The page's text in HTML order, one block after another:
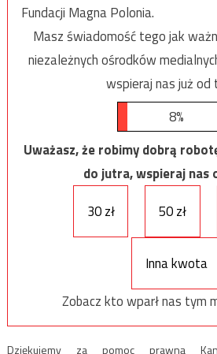
Fundacji Magna Polonia.
Masz świadomość tego jak
niezależnych ośrodków
wspieraj nas już od
8%
Uważasz, że robimy dobrą
do jutra, wspieraj nas
30 zł
50 zł
Inna kwota
Zobacz kto wparł nas tym
Dziękujemy za pomoc prawną